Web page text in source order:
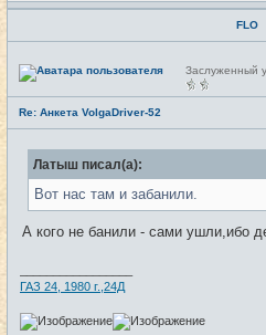
FLO
Н
е
е
т
Заслуженный
Re: Анкета VolgaDriver-52
Латыш писал(а):
Вот нас там и забанили.
А кого не банили - сами ушли,ибо
ГАЗ 24, 1980 г.,24Д